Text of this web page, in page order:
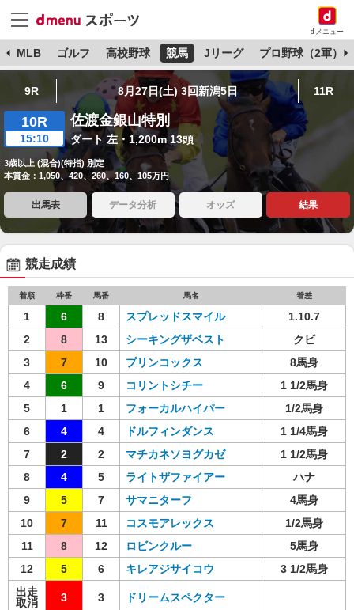
dメニュー
MLB ゴルフ 高校野球 競馬 Jリーグ プロ野球（2軍）
9R 8月27日(土) 3回新潟5日 11R
10R
15:10
佐渡金銀山特別
ダート 左・1,200m 13頭
3歳以上 (混合)(特指) 別定
本賞金：1,050、420、260、160、105万円
出馬表 データ分析 オッズ 結果
競走成績
着順 枠番 馬番 馬名 着差
1 6 8 スプレッドスマイル
1.10.7
2
8 13 シーキングザベスト
クビ
3
7 10 プリンコックス
8馬身
4
6 9 コリントシチー
1 1/2馬身
5
1 1 フォーカルハイパー
1/2馬身
6
4 4 ドルフィンダンス
1 1/4馬身
7
2 2 マチカネソヨグカゼ
1 1/2馬身
8
4 5 ライトザファイアー
ハナ
9
5 7 サマニターフ
4馬身
10
7 11 コスモアレックス
1/2馬身
11
8 12 ロビンクルー
5馬身
12
5 6 キレアジサイコウ
3 1/2馬身
出走
取消
3 3 ドリームスペクター